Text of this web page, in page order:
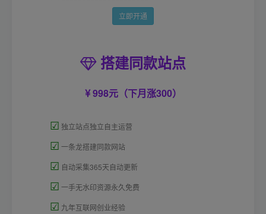
立即开通
搭建同款站点
998元（下月涨300）
☑ 独立站点独立自主运营
☑ 一条龙搭建同款网站
☑ 自动采集365天自动更新
☑ 一手无水印资源永久免费
☑ 九年互联网创业经验